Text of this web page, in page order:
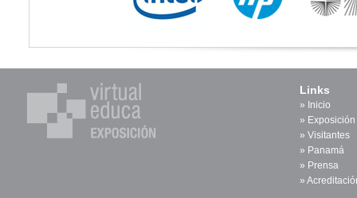
Links
» Inicio
» Exposición
» Visitantes
» Panamá
» Prensa
»